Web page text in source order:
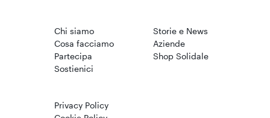
Chi siamo
Cosa facciamo
Partecipa
Sostienici
Storie e News
Aziende
Shop Solidale
Privacy Policy